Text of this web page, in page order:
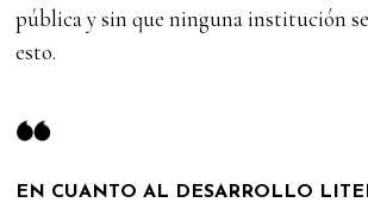
pública y sin que ninguna institución
esto.
EN CUANTO AL DESARROLLO